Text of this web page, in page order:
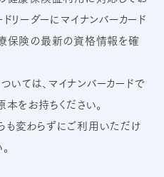
リーダーにマイナンバーカード
保険の最新の資格情報を確
ては、マイナンバーカードで
をお持ちください。
変わらずにご利用いただけ